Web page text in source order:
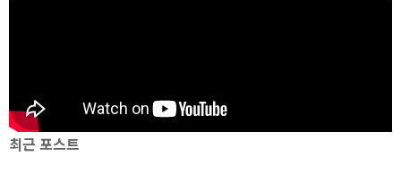
최근 포스트